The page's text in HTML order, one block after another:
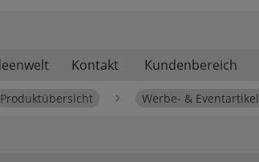
Kontakt Kundenbereich
Produktübersicht Werbe- & Eventartikel